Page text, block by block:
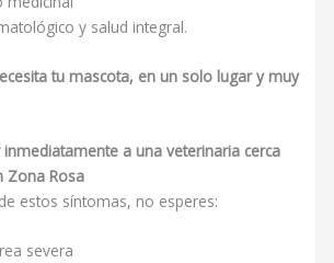
y salud integral.
tu mascota, en un solo lugar y muy
inmediatamente a una veterinaria cerca
Zona Rosa
estos síntomas, no esperes:
severa